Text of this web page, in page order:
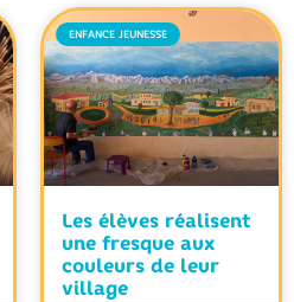
ENFANCE JEUNESSE
Les élèves réalisent
une fresque aux
couleurs de leur
village